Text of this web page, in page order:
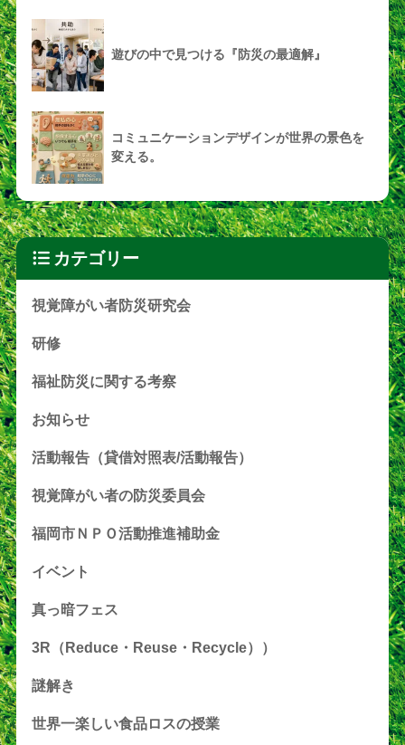
遊びの中で見つける『防災の最適解』
コミュニケーションデザインが世界の景色を
変える。
カテゴリー
視覚障がい者防災研究会
研修
福祉防災に関する考察
お知らせ
活動報告（貸借対照表/活動報告）
視覚障がい者の防災委員会
福岡市ＮＰＯ活動推進補助金
イベント
真っ暗フェス
3R（Reduce・Reuse・Recycle））
謎解き
世界一楽しい食品ロスの授業